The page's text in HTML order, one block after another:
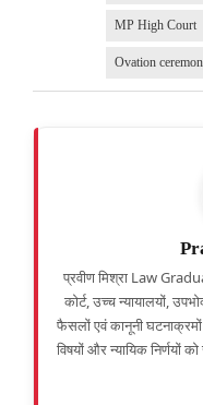
MP High Court
Ovation
प्रवीण मिश्रा Law
कोर्ट, उच्च न्यायालयों,
फैसलों एवं कानूनी
विषयों और न्यायिक निर्णयों